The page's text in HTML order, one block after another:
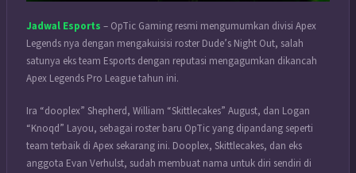
Jadwal Esports – OpTic Gaming resmi mengumumkan divisi Apex
Legends nya dengan mengakuisisi roster Dude’s Night Out, salah
satunya eks team Esports dengan reputasi mengagumkan dikancah
Apex Legends Pro League tahun ini.
Ira “dooplex” Shepherd, William “Skittlecakes” August, dan Logan
“Knoqd” Layou, sebagai roster baru OpTic yang dipandang seperti
team terbaik di Apex sekarang ini. Dooplex, Skittlecakes, dan eks
anggota Evan Verhulst, sudah membuat nama untuk diri sendiri di